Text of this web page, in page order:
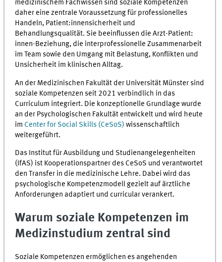
medizinischem Fachwissen sind soziale Kompetenzen
daher eine zentrale Voraussetzung für professionelles
Handeln, Patient:innensicherheit und
Behandlungsqualität. Sie beeinflussen die Arzt-Patient:
innen-Beziehung, die interprofessionelle Zusammenarbeit
im Team sowie den Umgang mit Belastung, Konflikten und
Unsicherheit im klinischen Alltag.
An der Medizinischen Fakultät der Universität Münster sind
soziale Kompetenzen seit 2021 verbindlich in das
Curriculum integriert. Die konzeptionelle Grundlage wurde
an der Psychologischen Fakultät entwickelt und wird heute
im Center for Social Skills (CeSoS) wissenschaftlich
weitergeführt.
Das Institut für Ausbildung und Studienangelegenheiten
(IfAS) ist Kooperationspartner des CeSoS und verantwortet
den Transfer in die medizinische Lehre. Dabei wird das
psychologische Kompetenzmodell gezielt auf ärztliche
Anforderungen adaptiert und curricular verankert.
Warum soziale Kompetenzen im
Medizinstudium zentral sind
Soziale Kompetenzen ermöglichen es angehenden